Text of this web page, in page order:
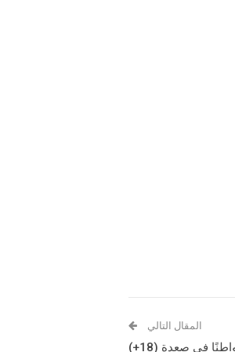
المقال التالي